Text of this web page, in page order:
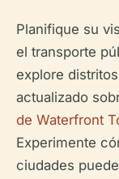
Planifique su
el transporte
explore
actualizado
de Waterfront
Experimente
ciudades